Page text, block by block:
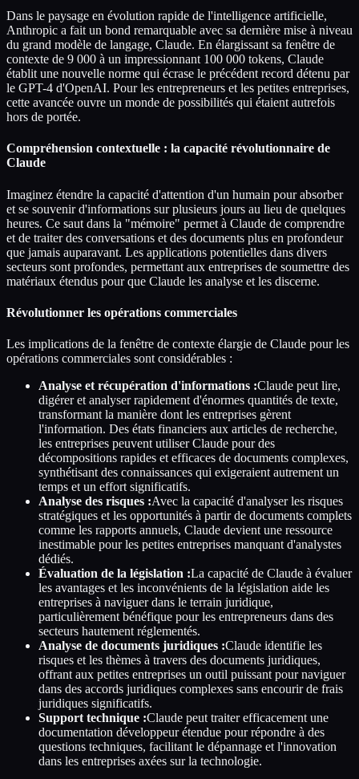
Dans le paysage en évolution rapide de l'intelligence artificielle,
Anthropic a fait un bond remarquable avec sa dernière mise à niveau
du grand modèle de langage, Claude. En élargissant sa fenêtre de
contexte de 9 000 à un impressionnant 100 000 tokens, Claude
établit une nouvelle norme qui écrase le précédent record détenu par
le GPT-4 d'OpenAI. Pour les entrepreneurs et les petites entreprises,
cette avancée ouvre un monde de possibilités qui étaient autrefois
hors de portée.
Compréhension contextuelle : la capacité révolutionnaire de
Claude
Imaginez étendre la capacité d'attention d'un humain pour absorber
et se souvenir d'informations sur plusieurs jours au lieu de quelques
heures. Ce saut dans la "mémoire" permet à Claude de comprendre
et de traiter des conversations et des documents plus en profondeur
que jamais auparavant. Les applications potentielles dans divers
secteurs sont profondes, permettant aux entreprises de soumettre des
matériaux étendus pour que Claude les analyse et les discerne.
Révolutionner les opérations commerciales
Les implications de la fenêtre de contexte élargie de Claude pour les
opérations commerciales sont considérables :
Analyse et récupération d'informations :Claude peut lire,
digérer et analyser rapidement d'énormes quantités de texte,
transformant la manière dont les entreprises gèrent
l'information. Des états financiers aux articles de recherche,
les entreprises peuvent utiliser Claude pour des
décompositions rapides et efficaces de documents complexes,
synthétisant des connaissances qui exigeraient autrement un
temps et un effort significatifs.
Analyse des risques :Avec la capacité d'analyser les risques
stratégiques et les opportunités à partir de documents complets
comme les rapports annuels, Claude devient une ressource
inestimable pour les petites entreprises manquant d'analystes
dédiés.
Évaluation de la législation :La capacité de Claude à évaluer
les avantages et les inconvénients de la législation aide les
entreprises à naviguer dans le terrain juridique,
particulièrement bénéfique pour les entrepreneurs dans des
secteurs hautement réglementés.
Analyse de documents juridiques :Claude identifie les
risques et les thèmes à travers des documents juridiques,
offrant aux petites entreprises un outil puissant pour naviguer
dans des accords juridiques complexes sans encourir de frais
juridiques significatifs.
Support technique :Claude peut traiter efficacement une
documentation développeur étendue pour répondre à des
questions techniques, facilitant le dépannage et l'innovation
dans les entreprises axées sur la technologie.